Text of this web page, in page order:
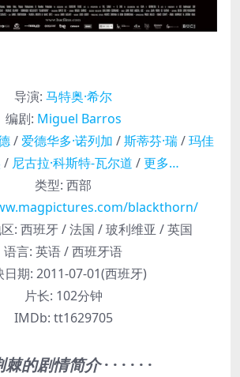
导演: 马特奥·希尔
编剧: Miguel Barros
/爱德华多·诺列加 /斯蒂芬·瑞/玛佳
/ 尼古拉·科斯特-瓦尔道 /更多…
类型: 西部
blackthorn/
: 西班牙 / 法国 / 玻利维亚 / 英国
语言: 英语 / 西班牙语
日期: 2011-07-01(西班牙)
片长: 102分钟
IMDb: tt1629705
棘的剧情简介· · · · · ·